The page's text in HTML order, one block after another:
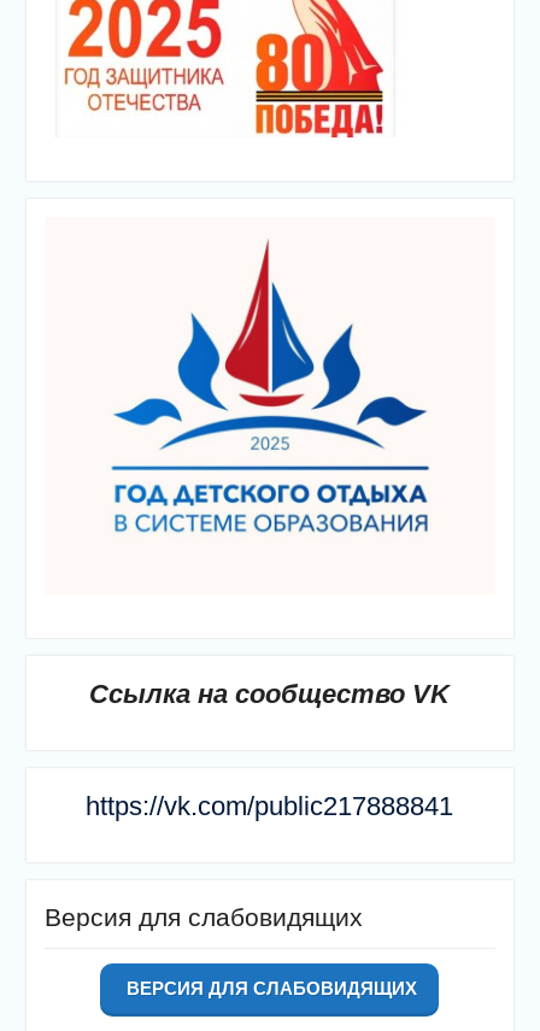
Ссылка на сообщество VK
https://vk.com/public217888841
Версия для слабовидящих
ВЕРСИЯ ДЛЯ СЛАБОВИДЯЩИХ